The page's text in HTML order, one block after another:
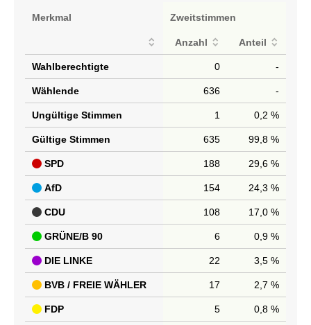
Merkmal Zweitstimmen
Anzahl Anteil
Wahlberechtigte 0 -
Wählende 636 -
Ungültige Stimmen 1 0,2 %
Gültige Stimmen 635 99,8 %
SPD 188 29,6 %
AfD 154 24,3 %
CDU 108 17,0 %
GRÜNE/B 90 6 0,9 %
DIE LINKE 22 3,5 %
BVB / FREIE WÄHLER 17 2,7 %
FDP 5 0,8 %